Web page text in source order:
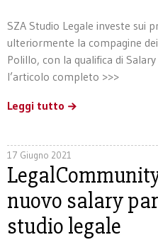
SZA Studio Legale investe sui
ulteriormente la compagine
Polillo, con la qualifica di
l’articolo completo >>>
Leggi tutto
17 Giugno 2021
nuovo salary
studio legale